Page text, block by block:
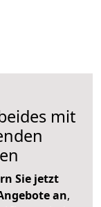
mit
Sie jetzt
an,